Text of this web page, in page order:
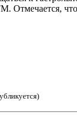
Отмечается,